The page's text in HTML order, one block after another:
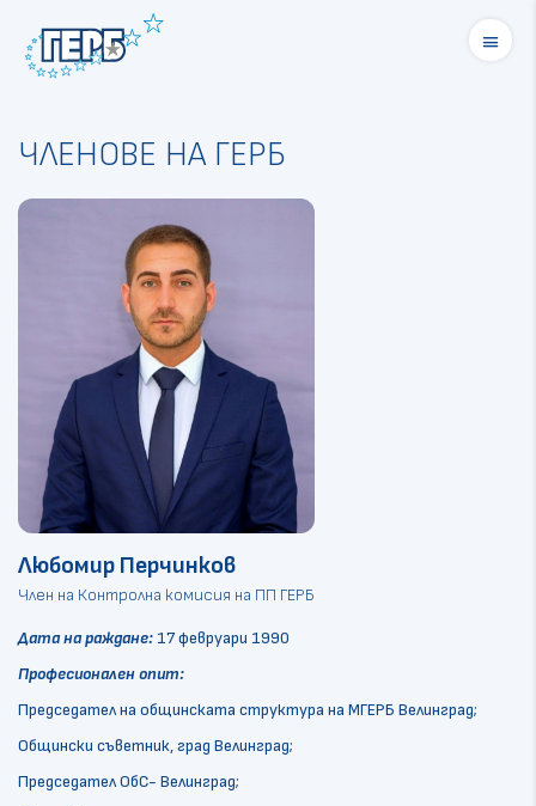
menu
ЧЛЕНОВЕ НА ГЕРБ
Любомир Перчинков
Член на Контролна комисия на ПП ГЕРБ
Дата на раждане: 17 февруари 1990
Професионален опит:
Председател на общинската структура на МГЕРБ Велинград;
Общински съветник, град Велинград;
Председател ОбС- Велинград;